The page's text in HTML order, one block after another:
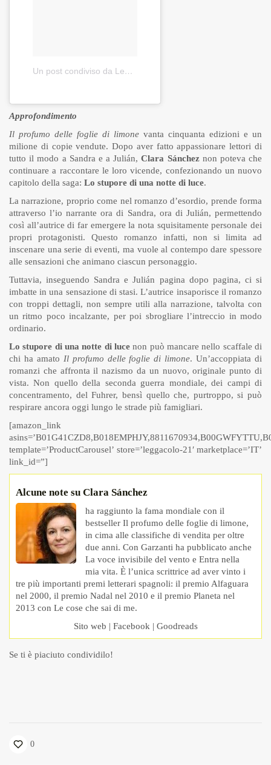
Un post condiviso da Leggere a Colori (@leggereacolori)
Approfondimento
Il profumo delle foglie di limone vanta cinquanta edizioni e un
milione di copie vendute. Dopo aver fatto appassionare lettori di
tutto il modo a Sandra e a Julián,Clara Sáncheznon poteva che
continuare a raccontare le loro vicende, confezionando un nuovo
capitolo della saga: Lo stupore di una notte di luce.
La narrazione, proprio come nel romanzo d’esordio, prende forma
attraverso l’io narrante ora di Sandra, ora di Julián, permettendo
così all’autrice di far emergere la nota squisitamente personale dei
propri protagonisti. Questo romanzo infatti, non si limita ad
inscenare una serie di eventi, ma vuole al contempo dare spessore
alle sensazioni che animano ciascun personaggio.
Tuttavia, inseguendo Sandra e Julián pagina dopo pagina, ci si
imbatte in una sensazione di stasi. L’autrice insaporisce il romanzo
con troppi dettagli, non sempre utili alla narrazione, talvolta con
un ritmo poco incalzante, per poi sbrogliare l’intreccio in modo
ordinario.
Lo stupore di una notte di lucenon può mancare nello scaffale di
chi ha amato Il profumo delle foglie di limone. Un’accoppiata di
romanzi che affronta il nazismo da un nuovo, originale punto di
vista. Non quello della seconda guerra mondiale, dei campi di
concentramento, del Fuhrer, bensì quello che, purtroppo, si può
respirare ancora oggi lungo le strade più famigliari.
[amazon_link
template=’ProductCarousel’ store=’leggacolo-21′ marketplace=’IT’
link_id=”]
Alcune note su Clara Sánchez
ha raggiunto la fama mondiale con il
bestseller Il profumo delle foglie di limone,
in cima alle classifiche di vendita per oltre
due anni. Con Garzanti ha pubblicato anche
La voce invisibile del vento e Entra nella
mia vita. È l’unica scrittrice ad aver vinto i
tre più importanti premi letterari spagnoli: il premio Alfaguara
nel 2000, il premio Nadal nel 2010 e il premio Planeta nel
2013 con Le cose che sai di me.
Sito web | Facebook | Goodreads
Se ti è piaciuto condividilo!
0